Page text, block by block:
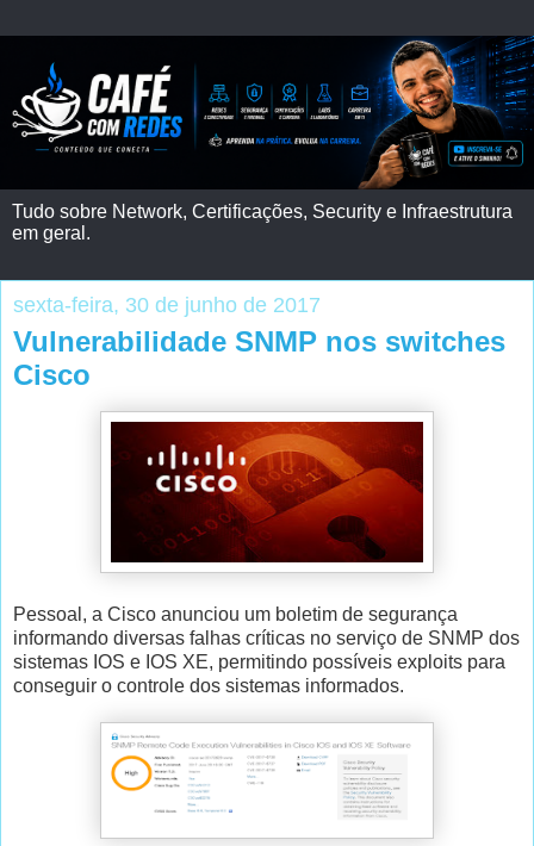
Tudo sobre Network, Certificações, Security e Infraestrutura
em geral.
sexta-feira, 30 de junho de 2017
Vulnerabilidade SNMP nos switches
Cisco
Pessoal, a Cisco anunciou um boletim de segurança
informando diversas falhas críticas no serviço de SNMP dos
sistemas IOS e IOS XE, permitindo possíveis exploits para
conseguir o controle dos sistemas informados.